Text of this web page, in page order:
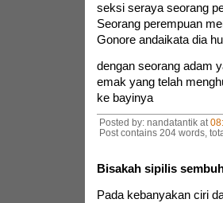
seksi seraya seorang
Seorang perempuan
Gonore andaikata dia
dengan seorang adam
emak yang telah
ke bayinya
Posted by: nandatantik at
Post contains 204 words,
Bisakah sipilis
Pada kebanyakan ciri